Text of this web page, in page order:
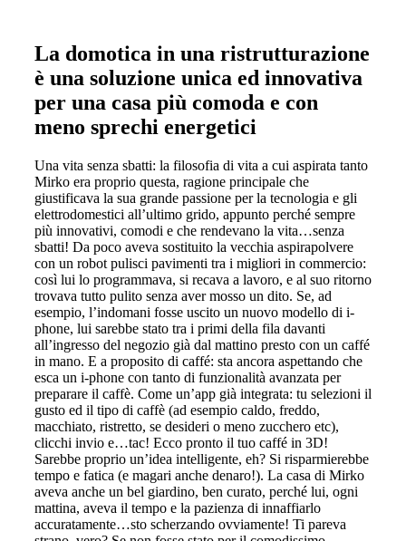
La domotica in una ristrutturazione
è una soluzione unica ed innovativa
per una casa più comoda e con
meno sprechi energetici
Una vita senza sbatti: la filosofia di vita a cui aspirata tanto
Mirko era proprio questa, ragione principale che
giustificava la sua grande passione per la tecnologia e gli
elettrodomestici all’ultimo grido, appunto perché sempre
più innovativi, comodi e che rendevano la vita…senza
sbatti! Da poco aveva sostituito la vecchia aspirapolvere
con un robot pulisci pavimenti tra i migliori in commercio:
così lui lo programmava, si recava a lavoro, e al suo ritorno
trovava tutto pulito senza aver mosso un dito. Se, ad
esempio, l’indomani fosse uscito un nuovo modello di i-
phone, lui sarebbe stato tra i primi della fila davanti
all’ingresso del negozio già dal mattino presto con un caffé
in mano. E a proposito di caffé: sta ancora aspettando che
esca un i-phone con tanto di funzionalità avanzata per
preparare il caffè. Come un’app già integrata: tu selezioni il
gusto ed il tipo di caffè (ad esempio caldo, freddo,
macchiato, ristretto, se desideri o meno zucchero etc),
clicchi invio e…tac! Ecco pronto il tuo caffé in 3D!
Sarebbe proprio un’idea intelligente, eh? Si risparmierebbe
tempo e fatica (e magari anche denaro!). La casa di Mirko
aveva anche un bel giardino, ben curato, perché lui, ogni
mattina, aveva il tempo e la pazienza di innaffiarlo
accuratamente…sto scherzando ovviamente! Ti pareva